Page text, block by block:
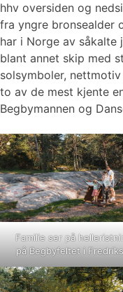
hhv oversiden og
fra yngre bronsealder
har i Norge av såkalte
blant annet skip med
solsymboler,
to av de mest kjente
Begbymannen og
Familie ser på
på Begbyfeltet i